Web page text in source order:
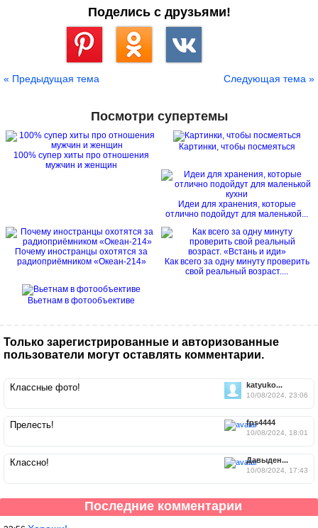
Поделись с друзьями!
« Предыдущая тема Следующая тема »
Посмотри супертемы
100% супер хиты про отношения
мужчин и женщин
Картинки, чтобы посмеяться
Идеи для хранения, которые
отлично подойдут для маленькой...
Почему иностранцы охотятся за
радиоприёмником «Океан-214»
Как всего за одну минуту проверить
свой реальный возраст....
Вьетнам в фотообъективе
Только зарегистрированные и авторизованные
пользователи могут оставлять комментарии.
katyuko...
10/08/2024, 23:06
Классные фото!
fps4444
10/08/2024, 18:01
Прелесть!
Давыден...
10/08/2024, 17:43
Классно!
Последние комментарии